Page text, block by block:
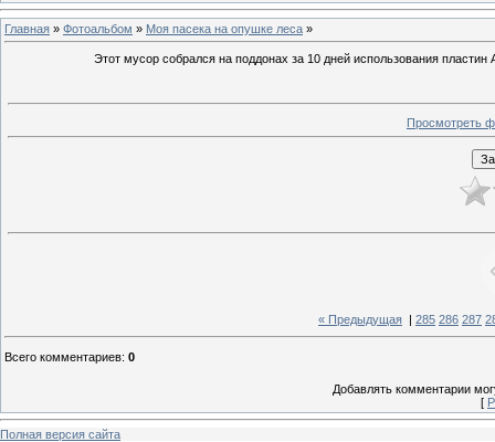
Главная » Фотоальбом » Моя пасека на опушке леса »
Этот мусор собрался на поддонах за 10 дней использования
Просмотреть
« Предыдущая 285 286 287
Всего комментариев: 0
Добавлять комментарии
[
Полная версия сайта